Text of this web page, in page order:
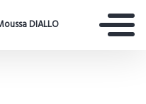
DIALLO